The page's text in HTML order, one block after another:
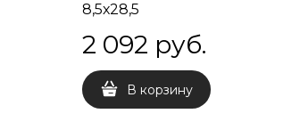
8,5х28,5
2 092 руб.
В корзину